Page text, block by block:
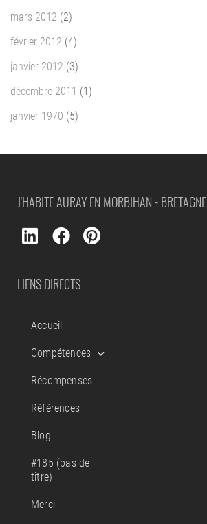
mars 2012 (2)
février 2012 (4)
janvier 2012 (3)
décembre 2011 (1)
janvier 1970 (5)
J'HABITE AURAY EN MORBIHAN - BRETAGNE
LIENS DIRECTS
Accueil
Compétences
Récompenses
Références
Blog
#185 (pas de
titre)
Merci